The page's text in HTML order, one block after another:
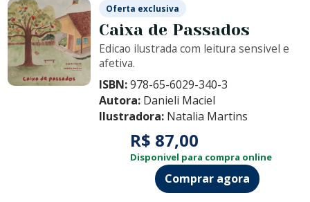
Oferta exclusiva
Caixa de Passados
Edicao ilustrada com leitura sensivel e
afetiva.
ISBN:978-65-6029-340-3
Autora: Danieli Maciel
Ilustradora: Natalia Martins
R$ 87,00
Disponivel para compra online
Comprar agora